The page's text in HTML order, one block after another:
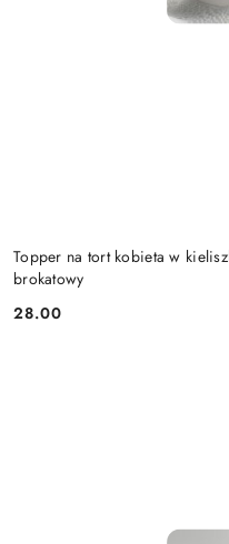
Topper na tort kobieta w
brokatowy
Cena:
28.00